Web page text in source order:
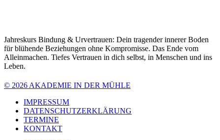
Jahreskurs Bindung & Urvertrauen: Dein tragender innerer Boden
für blühende Beziehungen ohne Kompromisse. Das Ende vom
Alleinmachen. Tiefes Vertrauen in dich selbst, in Menschen und ins
Leben.
© 2026 AKADEMIE IN DER MÜHLE
IMPRESSUM
DATENSCHUTZERKLÄRUNG
TERMINE
KONTAKT